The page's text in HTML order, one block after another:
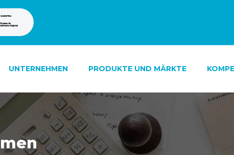
UNTERNEHMEN PRODUKTE UND MÄRKTE